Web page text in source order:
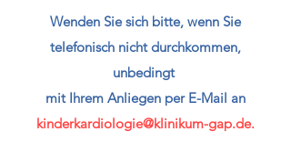
Wenden Sie sich bitte, wenn Sie
telefonisch nicht durchkommen,
unbedingt
mit Ihrem Anliegen per E-Mail an
kinderkardiologie@klinikum-gap.de.​​